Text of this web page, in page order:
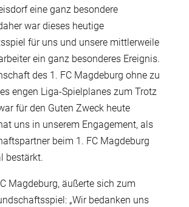
eine ganz besondere
war dieses heutige
für uns und unsere mittlerweile
ein ganz besonderes Ereignis.
des 1. FC Magdeburg ohne zu
engen Liga-Spielplanes zum Trotz
für den Guten Zweck heute
uns in unserem Engagement, als
beim 1. FC Magdeburg
bestärkt.
Magdeburg, äußerte sich zum
„Wir bedanken uns